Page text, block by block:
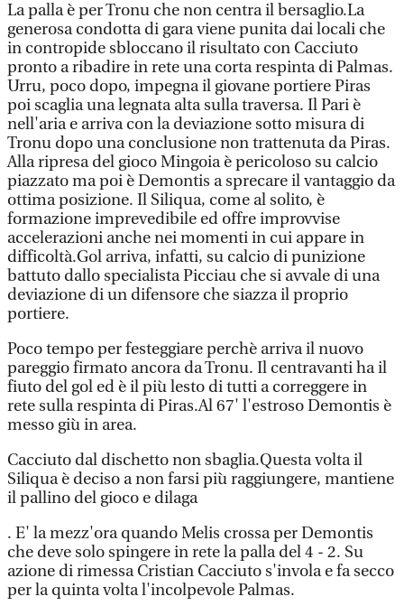
La palla è per Tronu che non centra il bersaglio.La
generosa condotta di gara viene punita dai locali che
in contropide sbloccano il risultato con Cacciuto
pronto a ribadire in rete una corta respinta di Palmas.
Urru, poco dopo, impegna il giovane portiere Piras
poi scaglia una legnata alta sulla traversa. Il Pari è
nell'aria e arriva con la deviazione sotto misura di
Tronu dopo una conclusione non trattenuta da Piras.
Alla ripresa del gioco Mingoia è pericoloso su calcio
piazzato ma poi è Demontis a sprecare il vantaggio da
ottima posizione. Il Siliqua, come al solito, è
formazione imprevedibile ed offre improvvise
accelerazioni anche nei momenti in cui appare in
difficoltà.Gol arriva, infatti, su calcio di punizione
battuto dallo specialista Picciau che si avvale di una
deviazione di un difensore che siazza il proprio
portiere.
Poco tempo per festeggiare perchè arriva il nuovo
pareggio firmato ancora da Tronu. Il centravanti ha il
fiuto del gol ed è il più lesto di tutti a correggere in
rete sulla respinta di Piras.Al 67' l'estroso Demontis è
messo giù in area.
Cacciuto dal dischetto non sbaglia.Questa volta il
Siliqua è deciso a non farsi più raggiungere, mantiene
il pallino del gioco e dilaga
. E' la mezz'ora quando Melis crossa per Demontis
che deve solo spingere in rete la palla del 4 - 2. Su
azione di rimessa Cristian Cacciuto s'invola e fa secco
per la quinta volta l'incolpevole Palmas.